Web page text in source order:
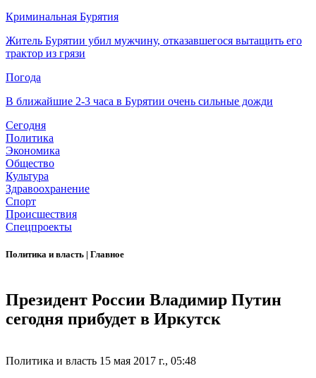
Криминальная Бурятия
Житель Бурятии убил мужчину, отказавшегося вытащить его
трактор из грязи
Погода
В ближайшие 2-3 часа в Бурятии очень сильные дожди
Сегодня
Политика
Экономика
Общество
Культура
Здравоохранение
Спорт
Происшествия
Спецпроекты
Политика и власть | Главное
Президент России Владимир Путин
сегодня прибудет в Иркутск
Политика и власть 15 мая 2017 г., 05:48